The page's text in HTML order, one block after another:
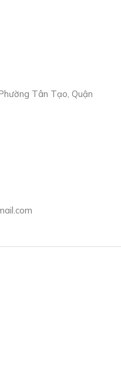
Tân Tạo, Quận